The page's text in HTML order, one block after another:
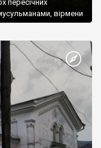
пересічних
вірмени